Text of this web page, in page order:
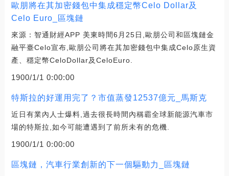
歐朋將在其加密錢包中集成穩定幣Celo Dollar及
Celo Euro_區塊鏈
來源：智通財經APP 美東時間6月25日,歐朋公司和區塊鏈金
融平臺Celo宣布,歐朋公司將在其加密錢包中集成Celo原生資
產、穩定幣CeloDollar及CeloEuro.
1900/1/1 0:00:00
特斯拉的好運用完了？市值蒸發12537億元_馬斯克
近日有業內人士爆料,過去很長時間內稱霸全球新能源汽車市
場的特斯拉,如今可能遭遇到了前所未有的危機.
1900/1/1 0:00:00
區塊鏈，汽車行業創新的下一個驅動力_區塊鏈